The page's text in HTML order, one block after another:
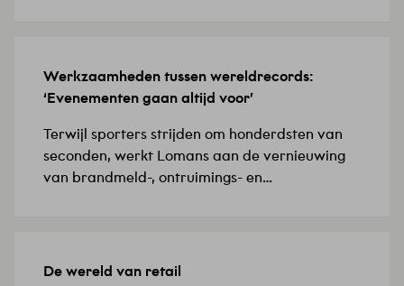
waren verouderd en de bestaande
verwarmingsoplossing vroeg om een
projectleider werktuigbouwkunde, toe. Hij
doelt…
8 JULI 2026
Werkzaamheden tussen wereldrecords:
‘Evenementen gaan altijd voor’
Terwijl sporters strijden om honderdsten van
seconden, werkt Lomans aan de vernieuwing
van brandmeld-, ontruimings- en
voortdurend moet anticiperen, bijsturen en
24 JUNI 2026
De wereld van retail